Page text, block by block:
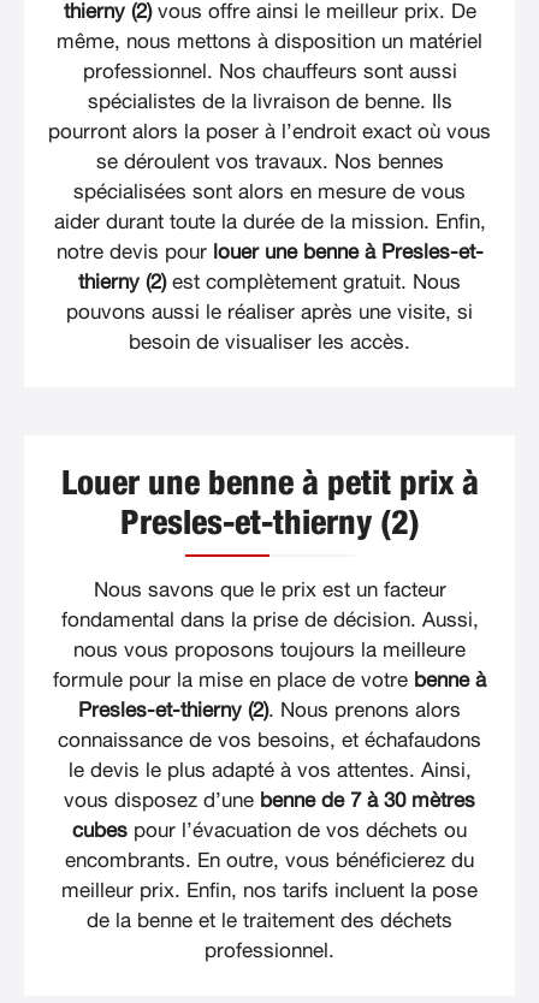
thierny (2)vous offre ainsi le meilleur prix. De
même, nous mettons à disposition un matériel
professionnel. Nos chauffeurs sont aussi
spécialistes de la livraison de benne. Ils
pourront alors la poser à l’endroit exact où vous
se déroulent vos travaux. Nos bennes
spécialisées sont alors en mesure de vous
aider durant toute la durée de la mission. Enfin,
notre devis pour louer une benne à Presles-et-
thierny (2)est complètement gratuit. Nous
pouvons aussi le réaliser après une visite, si
besoin de visualiser les accès.
Louer une benne à petit prix à
Presles-et-thierny (2)
Nous savons que le prix est un facteur
fondamental dans la prise de décision. Aussi,
nous vous proposons toujours la meilleure
formule pour la mise en place de votre benne à
Presles-et-thierny (2). Nous prenons alors
connaissance de vos besoins, et échafaudons
le devis le plus adapté à vos attentes. Ainsi,
vous disposez d’une benne de 7 à 30 mètres
cubes pour l’évacuation de vos déchets ou
encombrants. En outre, vous bénéficierez du
meilleur prix. Enfin, nos tarifs incluent la pose
de la benne et le traitement des déchets
professionnel.